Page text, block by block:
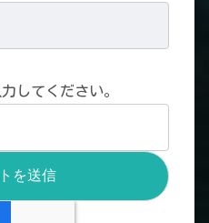
してください。